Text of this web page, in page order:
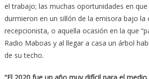
el trabajo; las muchas oportunidades en
durmieron en un sillón de la emisora bajo la
recepcionista, o aquella ocasión en la que
Radio Maboas y al llegar a casa un árbol
de su techo.